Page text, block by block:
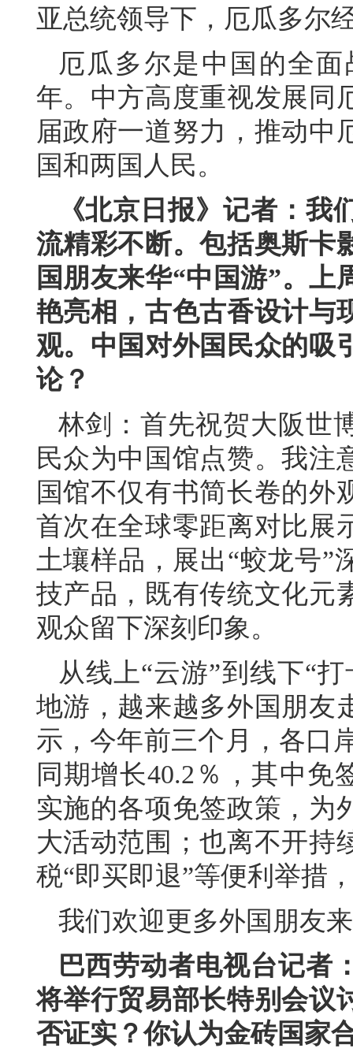
亚总统领导下，厄瓜多尔
厄瓜多尔是中国的全
年。中方高度重视发展同
届政府一道努力，推动中
国和两国人民。
《北京日报》记者：
流精彩不断。包括奥斯卡
国朋友来华“中国游”。
艳亮相，古色古香设计与
观。中国对外国民众的吸
论？
林剑：首先祝贺大阪世
民众为中国馆点赞。我注
国馆不仅有书简长卷的外
首次在全球零距离对比展
土壤样品，展出“蛟龙号”
技产品，既有传统文化元
观众留下深刻印象。
从线上“云游”到线下“
地游，越来越多外国朋友
示，今年前三个月，各口
同期增长40.2％，其中免
实施的各项免签政策，为
大活动范围；也离不开持
税“即买即退”等便利举措
我们欢迎更多外国朋友
巴西劳动者电视台记者
将举行贸易部长特别会议
否证实？你认为金砖国家